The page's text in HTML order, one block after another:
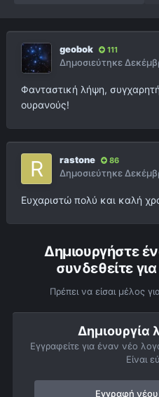
geobok 111
Δημοσιεύτηκε
Φανταστική λήψη,
ουρανούς!
rastone 86
Δημοσιεύτηκε
Ευχαριστώ πολύ και καλή
Δημιουργήστε
συνδεθείτε
Πρέπει να είσαι μέλος
Δημιουργία
Εγγραφείτε για έναν νέο
Είναι
Εγγραφή